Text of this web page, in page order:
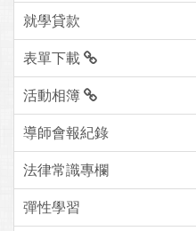
就學貸款
表單下載
活動相簿
導師會報紀錄
法律常識專欄
彈性學習